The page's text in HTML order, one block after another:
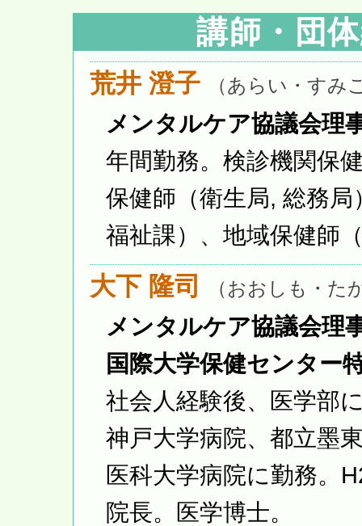
講師・団
荒井 澄子 （あらい・すみ
メンタルケア協議会理
年間勤務。検診機関保
保健師（衛生局, 総務
福祉課）、地域保健師
大下 隆司 （おおしも・た
メンタルケア協議会理
国際大学保健センター
社会人経験後、医学部
神戸大学病院、都立墨
医科大学病院に勤務。
院長。医学博士。